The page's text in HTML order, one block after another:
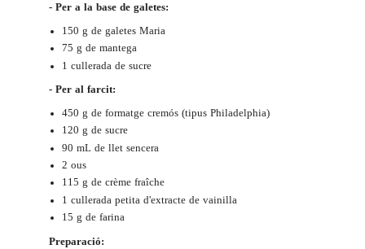
- Per a la base de galetes:
150 g de galetes Maria
75 g de mantega
1 cullerada de sucre
- Per al farcit:
450 g de formatge cremós (tipus Philadelphia)
120 g de sucre
90 mL de llet sencera
2 ous
115 g de crème fraîche
1 cullerada petita d'extracte de vainilla
15 g de farina
Preparació: